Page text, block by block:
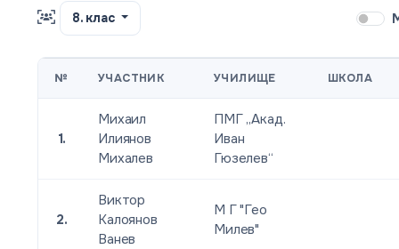
8. клас
№ УЧАСТНИК УЧИЛИЩЕ ШКОЛА
1.
Михаил
Илиянов
Михалев
ПМГ „Акад.
Иван
Гюзелев“
2.
Виктор
Калоянов
Ванев
М Г "Гео
Милев"